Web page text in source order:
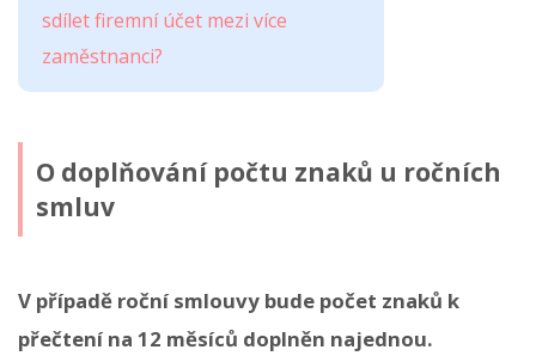
sdílet firemní účet mezi více
zaměstnanci?
O doplňování počtu znaků u ročních
smluv
V případě roční smlouvy bude počet znaků k
přečtení na 12 měsíců doplněn najednou.